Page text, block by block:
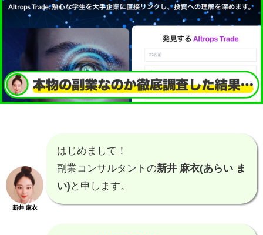
新井 麻衣
はじめまして！
副業コンサルタントの新井 麻衣(あらい ま
い) と申します。